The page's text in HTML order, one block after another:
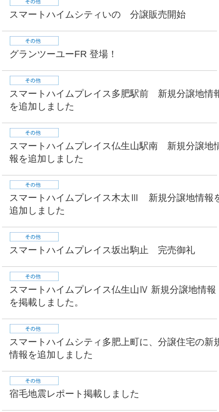
スマートハイムシティいの 分譲販売開始
グランツーユーFR 登場！
スマートハイムプレイス多肥駅前 新規分譲地情
を追加しました
スマートハイムプレイス仏生山駅南 新規分譲地
報を追加しました
スマートハイムプレイス木太Ⅲ 新規分譲地情報
追加しました
スマートハイムプレイス坂出駒止 完売御礼
スマートハイムプレイス仏生山Ⅳ 新規分譲地情報
を掲載しました。
スマートハイムシティ多肥上町に、分譲住宅の新
情報を追加しました
宿毛地震レポート掲載しました